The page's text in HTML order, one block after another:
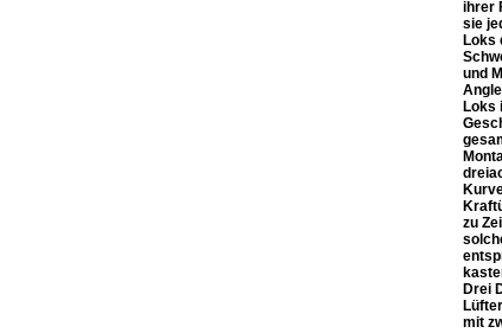
ihrer
sie
Loks
und
Loks
zu
Drei
mit